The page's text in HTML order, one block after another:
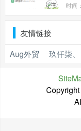
时间
友情链接
Aug外贸
玖仟柒、